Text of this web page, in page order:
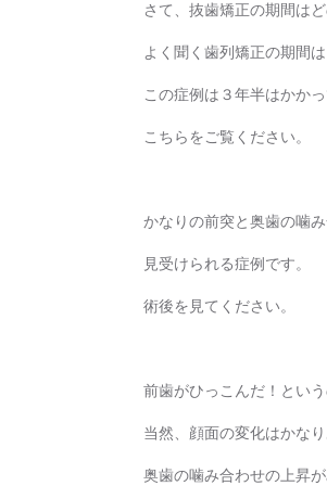
さて、抜歯矯正の期間は
よく聞く歯列矯正の期間
この症例は３年半はかか
こちらをご覧ください。
かなりの前突と奥歯の噛
見受けられる症例です。
術後を見てください。
前歯がひっこんだ！という
当然、顔面の変化はかなり
奥歯の噛み合わせの上昇が